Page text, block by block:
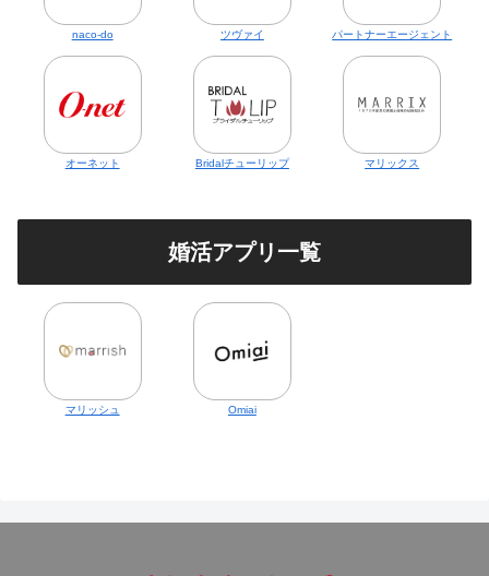
naco-do ツヴァイ パートナーエージェント
オーネット Bridalチューリップ マリックス
婚活アプリ一覧
マリッシュ Omiai